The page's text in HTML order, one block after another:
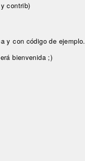
contrib)
y con código de ejemplo.
bienvenida ;)